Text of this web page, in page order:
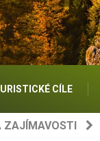
CÍLE
ZAJÍMAVOSTI